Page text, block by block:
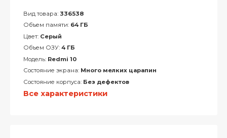
Вид товара: 336538
Объем памяти: 64 ГБ
Цвет: Серый
Объем ОЗУ: 4 ГБ
Модель: Redmi 10
Состояние экрана: Много мелких царапин
Состояние корпуса: Без дефектов
Все характеристики